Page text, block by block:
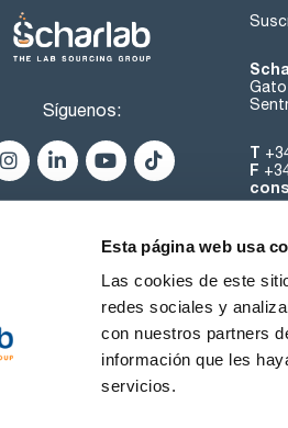
Esta página web usa
Las cookies de este
redes sociales y
con nuestros partners
información que les
servicios.
Síguenos:
Gato
T
F
Condiciones de uso